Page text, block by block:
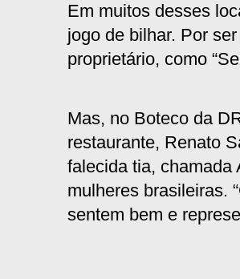
Em muitos desses
jogo de bilhar. Por
proprietário, como
Mas, no Boteco da
restaurante, Renato
falecida tia, chamada
mulheres brasileiras.
sentem bem e